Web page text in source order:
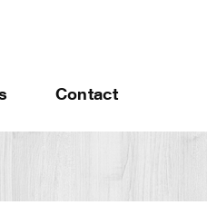
Contact